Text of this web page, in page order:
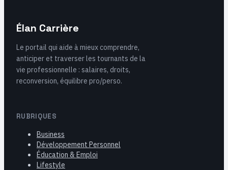
Élan Carrière
Le portail qui aide à mieux comprendre,
anticiper et traverser les tournants de la
vie professionnelle : salaires, droits,
reconversion, équilibre pro/perso.
RUBRIQUES
Business
Développement Personnel
Éducation & Emploi
Lifestyle